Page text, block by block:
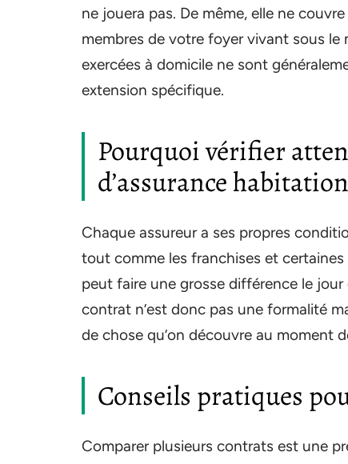
ne jouera pas. De même, elle ne
membres de votre foyer vivant sous
exercées à domicile ne sont
extension spécifique.
Pourquoi vérifier
d’assurance habitation
Chaque assureur a ses propres
tout comme les franchises et
peut faire une grosse différence le
contrat n’est donc pas une formalité
de chose qu’on découvre au moment
Conseils pratiques
Comparer plusieurs contrats est une